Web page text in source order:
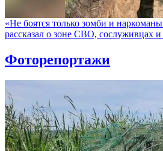
«Не боятся только зомби и
рассказал о зоне СВО, сослуживцах
Фоторепортажи